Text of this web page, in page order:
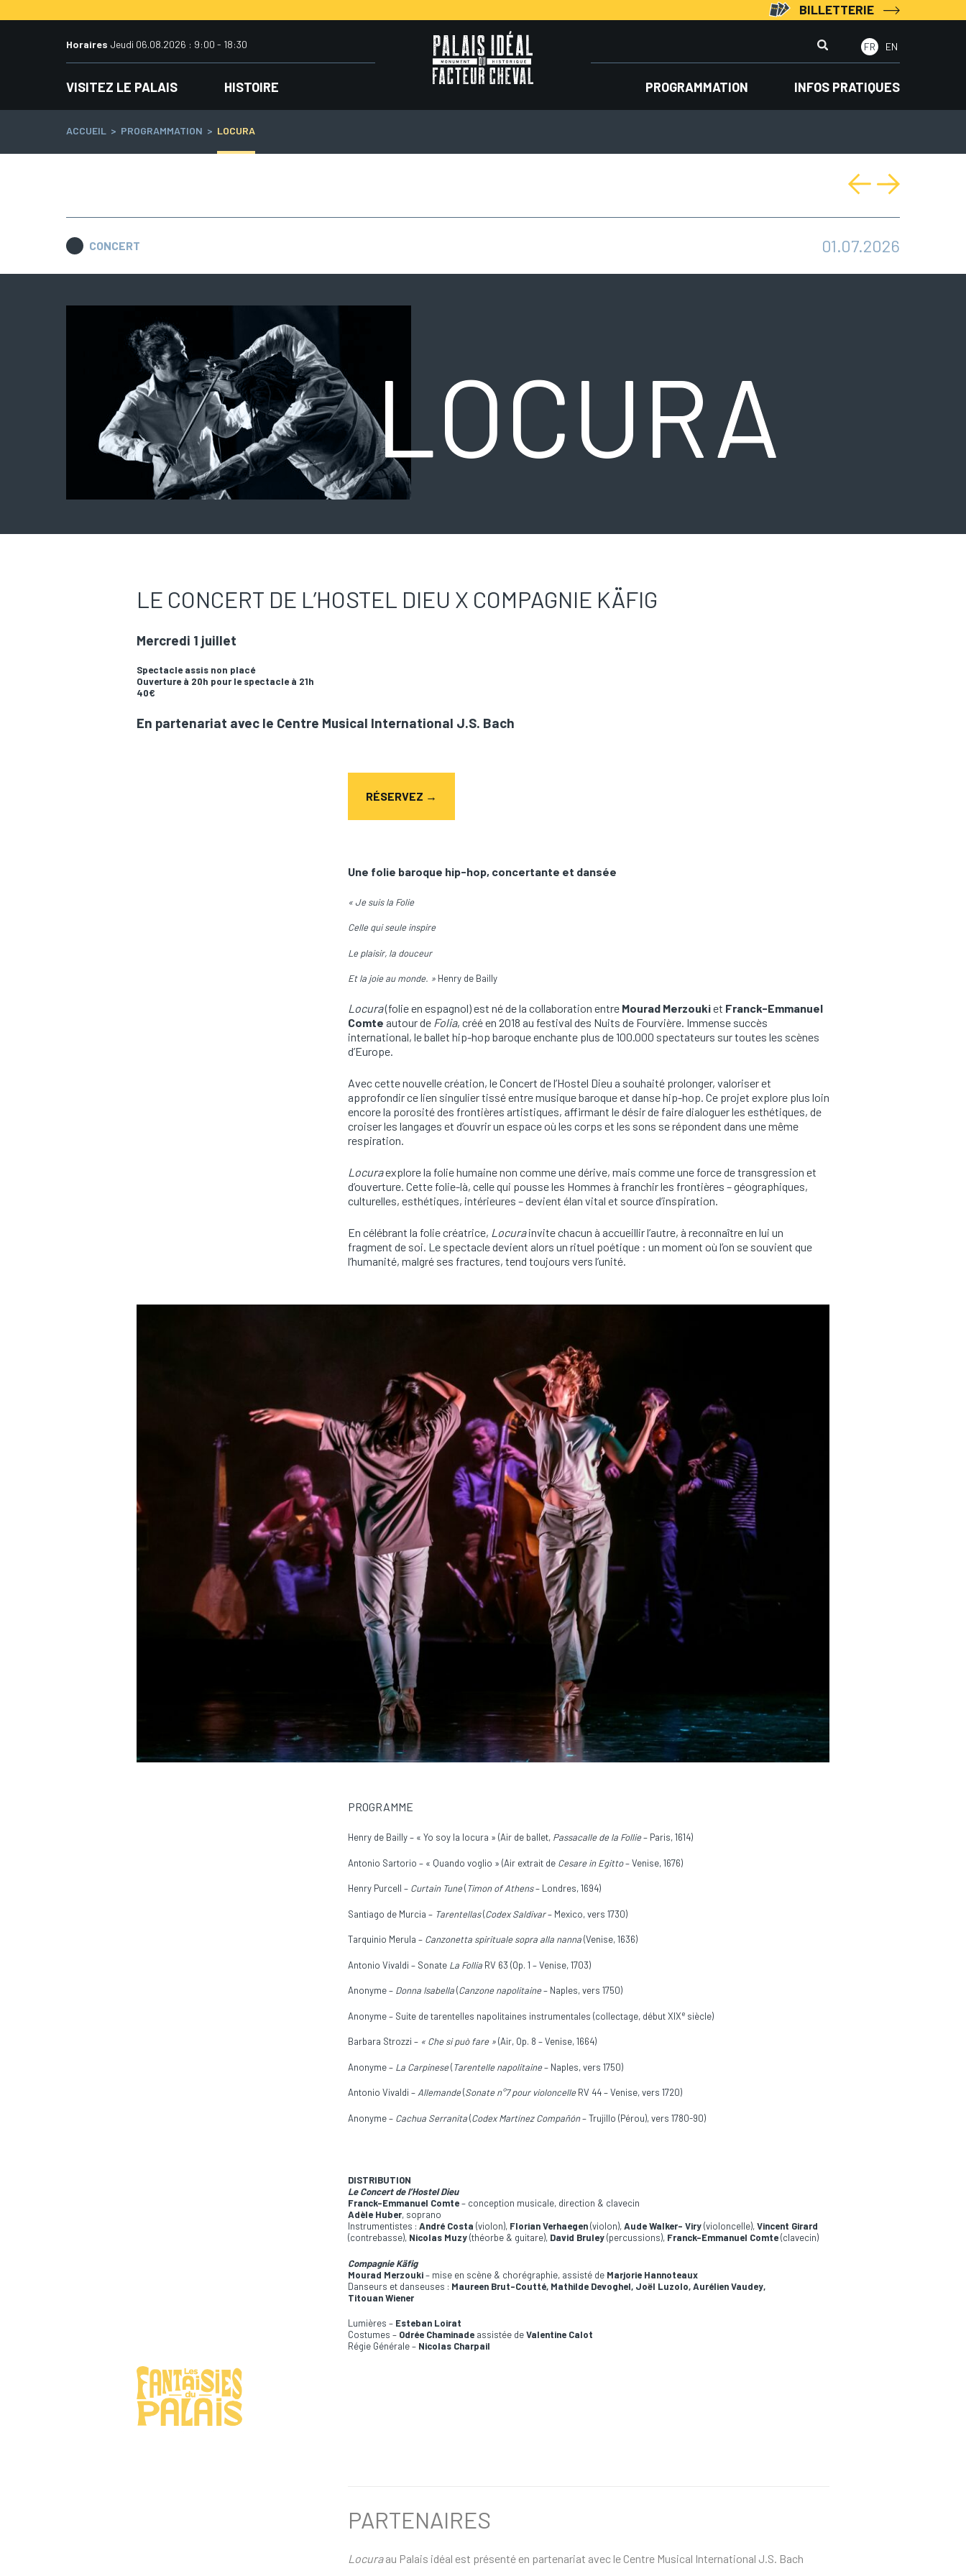
au
BILLETTERIE
Horaires Jeudi 06.08.2026 : 9:00 - 18:30
Rechercher
FR EN
VISITEZ LE PALAIS HISTOIRE PROGRAMMATION INFOS PRATIQUES
ACCUEIL > PROGRAMMATION > LOCURA
CONCERT 01.07.2026
LOCURA
LE CONCERT DE L’HOSTEL DIEU X COMPAGNIE KÄFIG
Mercredi 1 juillet
Spectacle assis non placé
Ouverture à 20h pour le spectacle à 21h
40€
En partenariat avec le Centre Musical International J.S. Bach
RÉSERVEZ →
Une folie baroque hip-hop, concertante et dansée
« Je suis la Folie
Celle qui seule inspire
Le plaisir, la douceur
Et la joie au monde. » Henry de Bailly
Locura(folie en espagnol) est né de la collaboration entre Mourad Merzoukiet Franck-Emmanuel
Comte autour de Folia, créé en 2018 au festival des Nuits de Fourvière. Immense succès
international, le ballet hip-hop baroque enchante plus de 100.000 spectateurs sur toutes les scènes
d’Europe.
Avec cette nouvelle création, le Concert de l’Hostel Dieu a souhaité prolonger, valoriser et
approfondir ce lien singulier tissé entre musique baroque et danse hip-hop. Ce projet explore plus loin
encore la porosité des frontières artistiques, affirmant le désir de faire dialoguer les esthétiques, de
croiser les langages et d’ouvrir un espace où les corps et les sons se répondent dans une même
respiration.
Locuraexplore la folie humaine non comme une dérive, mais comme une force de transgression et
d’ouverture. Cette folie-là, celle qui pousse les Hommes à franchir les frontières – géographiques,
culturelles, esthétiques, intérieures – devient élan vital et source d’inspiration.
En célébrant la folie créatrice, Locurainvite chacun à accueillir l’autre, à reconnaître en lui un
fragment de soi. Le spectacle devient alors un rituel poétique : un moment où l’on se souvient que
l’humanité, malgré ses fractures, tend toujours vers l’unité.
PROGRAMME
Henry de Bailly – « Yo soy la locura » (Air de ballet, Passacalle de la Follie– Paris, 1614)
Antonio Sartorio – « Quando voglio » (Air extrait de Cesare in Egitto– Venise, 1676)
Henry Purcell – Curtain Tune(Timon of Athens– Londres, 1694)
Santiago de Murcia – Tarentellas(Codex Saldivar– Mexico, vers 1730)
Tarquinio Merula – Canzonetta spirituale sopra alla nanna(Venise, 1636)
Antonio Vivaldi – Sonate La Follia RV 63 (Op. 1 – Venise, 1703)
Anonyme – Donna Isabella(Canzone napolitaine– Naples, vers 1750)
Anonyme – Suite de tarentelles napolitaines instrumentales (collectage, début XIXe siècle)
Barbara Strozzi – « Che si può fare »(Air, Op. 8 – Venise, 1664)
Anonyme – La Carpinese(Tarentelle napolitaine– Naples, vers 1750)
Antonio Vivaldi –Allemande(Sonate n°7 pour violoncelleRV 44 – Venise, vers 1720)
Anonyme – Cachua Serranita(Codex Martínez Compañón– Trujillo (Pérou), vers 1780-90)
DISTRIBUTION
Le Concert de l’Hostel Dieu
Franck-Emmanuel Comte– conception musicale, direction & clavecin
Adèle Huber, soprano
Instrumentistes : André Costa (violon), Florian Verhaegen(violon),Aude Walker- Viry(violoncelle),Vincent Girard
(contrebasse), Nicolas Muzy(théorbe & guitare), David Bruley(percussions), Franck-Emmanuel Comte(clavecin)
Compagnie Käfig
Mourad Merzouki– mise en scène & chorégraphie, assisté de Marjorie Hannoteaux
Danseurs et danseuses : Maureen Brut-Coutté, Mathilde Devoghel, Joël Luzolo, Aurélien Vaudey,
Titouan Wiener
Lumières – Esteban Loirat
Costumes – Odrée Chaminade assistée deValentine Calot
Régie Générale – Nicolas Charpail
PARTENAIRES
Locuraau Palais idéal est présenté en partenariat avec le Centre Musical International J.S. Bach